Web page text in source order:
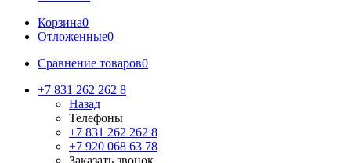
Корзина0
Отложенные0
Сравнение товаров0
+7 831 262 262 8
Назад
Телефоны
+7 831 262 262 8
+7 920 068 63 78
Заказать звонок